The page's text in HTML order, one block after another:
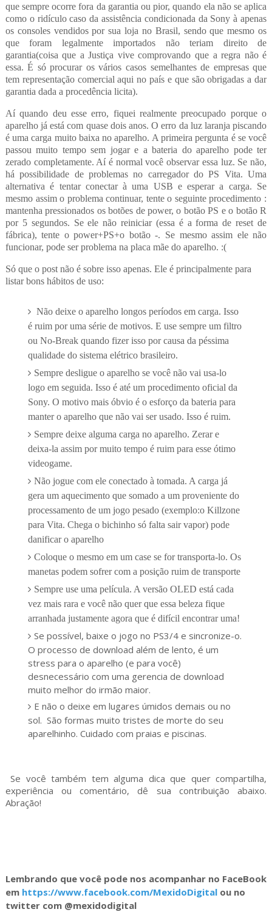
que sempre ocorre fora da garantia ou pior, quando ela não se aplica
como o ridículo caso da assistência condicionada da Sony à apenas
os consoles vendidos por sua loja no Brasil, sendo que mesmo os
que foram legalmente importados não teriam direito de
garantia(coisa que a Justiça vive comprovando que a regra não é
essa. É só procurar os vários casos semelhantes de empresas que
tem representação comercial aqui no país e que são obrigadas a dar
garantia dada a procedência licita).
Aí quando deu esse erro, fiquei realmente preocupado porque o
aparelho já está com quase dois anos. O erro da luz laranja piscando
é uma carga muito baixa no aparelho. A primeira pergunta é se você
passou muito tempo sem jogar e a bateria do aparelho pode ter
zerado completamente. Aí é normal você observar essa luz. Se não,
há possibilidade de problemas no carregador do PS Vita. Uma
alternativa é tentar conectar à uma USB e esperar a carga. Se
mesmo assim o problema continuar, tente o seguinte procedimento :
mantenha pressionados os botões de power, o botão PS e o botão R
por 5 segundos. Se ele não reiniciar (essa é a forma de reset de
fábrica), tente o power+PS+o botão -. Se mesmo assim ele não
funcionar, pode ser problema na placa mãe do aparelho. :(
Só que o post não é sobre isso apenas. Ele é principalmente para
listar bons hábitos de uso:
Não deixe o aparelho longos períodos em carga. Isso
é ruim por uma série de motivos. E use sempre um filtro
ou No-Break quando fizer isso por causa da péssima
qualidade do sistema elétrico brasileiro.
Sempre desligue o aparelho se você não vai usa-lo
logo em seguida. Isso é até um procedimento oficial da
Sony. O motivo mais óbvio é o esforço da bateria para
manter o aparelho que não vai ser usado. Isso é ruim.
Sempre deixe alguma carga no aparelho. Zerar e
deixa-la assim por muito tempo é ruim para esse ótimo
videogame.
Não jogue com ele conectado à tomada. A carga já
gera um aquecimento que somado a um proveniente do
processamento de um jogo pesado (exemplo:o Killzone
para Vita. Chega o bichinho só falta sair vapor) pode
danificar o aparelho
Coloque o mesmo em um case se for transporta-lo. Os
manetas podem sofrer com a posição ruim de transporte
Sempre use uma película. A versão OLED está cada
vez mais rara e você não quer que essa beleza fique
arranhada justamente agora que é difícil encontrar uma!
Se possível, baixe o jogo no PS3/4 e sincronize-o.
O processo de download além de lento, é um
stress para o aparelho (e para você)
desnecessário com uma gerencia de download
muito melhor do irmão maior.
E não o deixe em lugares úmidos demais ou no
sol. São formas muito tristes de morte do seu
aparelhinho. Cuidado com praias e piscinas.
Se você também tem alguma dica que quer compartilha,
experiência ou comentário, dê sua contribuição abaixo.
Abração!
Lembrando que você pode nos acompanhar no FaceBook
em https://www.facebook.com/MexidoDigitalou no
twitter com @mexidodigital